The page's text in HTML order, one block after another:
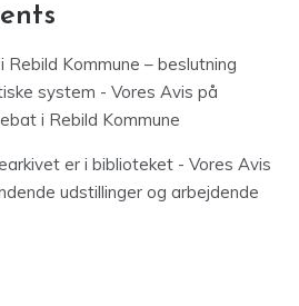
Kommune – beslutning
system - Vores Avis på
i Rebild Kommune
er i biblioteket - Vores Avis
udstillinger og arbejdende